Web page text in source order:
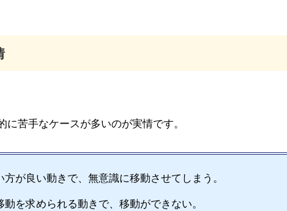
に苦手なケースが多いのが実情です。
が良い動きで、無意識に移動させてしまう。
を求められる動きで、移動ができない。